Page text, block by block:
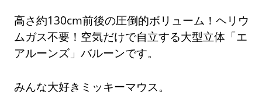
高さ約130cm前後の圧倒的ボリューム！ヘリウ
ムガス不要！空気だけで自立する大型立体「エ
アルーンズ」バルーンです。
みんな大好きミッキーマウス。